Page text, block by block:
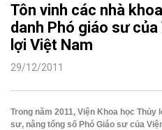
Tôn vinh các nhà
danh Phó giáo sư
lợi Việt Nam
29/12/2011
Trong năm 2011, Viện Khoa học
sư, nâng tổng số Phó Giáo sư của